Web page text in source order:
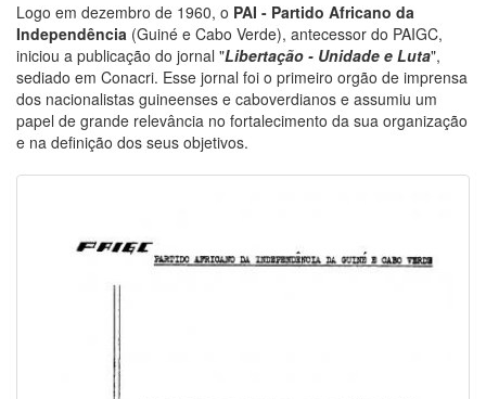
Logo em dezembro de 1960, o PAI - Partido Africano da
Independência (Guiné e Cabo Verde), antecessor do PAIGC,
iniciou a publicação do jornal "Libertação - Unidade e Luta",
sediado em Conacri. Esse jornal foi o primeiro orgão de imprensa
dos nacionalistas guineenses e caboverdianos e assumiu um
papel de grande relevância no fortalecimento da sua organização
e na definição dos seus objetivos.